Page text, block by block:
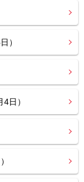
）
日）